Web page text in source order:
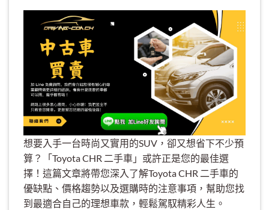
想要入手一台時尚又實用的SUV，卻又想省下不少預
算？「Toyota CHR 二手車」或許正是您的最佳選
擇！這篇文章將帶您深入了解Toyota CHR 二手車的
優缺點、價格趨勢以及選購時的注意事項，幫助您找
到最適合自己的理想車款，輕鬆駕馭精彩人生。